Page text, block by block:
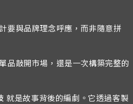
要與品牌理念呼應，而非隨意拼
品敲開市場，還是一次構築完整的
就是故事背後的編劇。它透過客製